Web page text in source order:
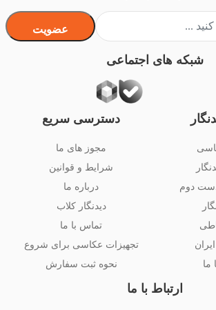
دوم
ما
دسترسی سریع
مجوز های ما
شرایط و قوانین
درباره ما
دیدنگار کلاب
تماس با ما
تجهیزات عکاسی برای شروع
نحوه ثبت سفارش
ارتباط با ما
عضویت
شبکه های اجتماعی